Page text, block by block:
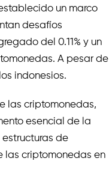
un marco
desafíos
del 0.11% y un
A pesar de
indonesios.
las criptomonedas,
esencial de la
de
las criptomonedas en